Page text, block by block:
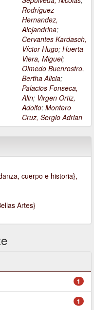
Rodríguez
Hernandez,
Alejandrina;
Cervantes Kardasch,
Víctor Hugo; Huerta
Viera, Miguel;
Olmedo Buenrostro,
Bertha Alicia;
Palacios Fonseca,
Alin; Virgen Ortiz,
Adolfo; Montero
Cruz, Sergio Adrian
cuerpo e historia},
Artes}
1
1